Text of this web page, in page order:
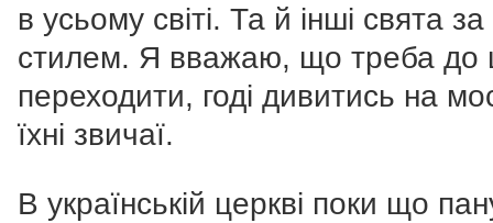
в усьому світі. Та й інші свята
стилем. Я вважаю, що треба до
переходити, годі дивитись на
їхні звичаї.
В українській церкві поки що